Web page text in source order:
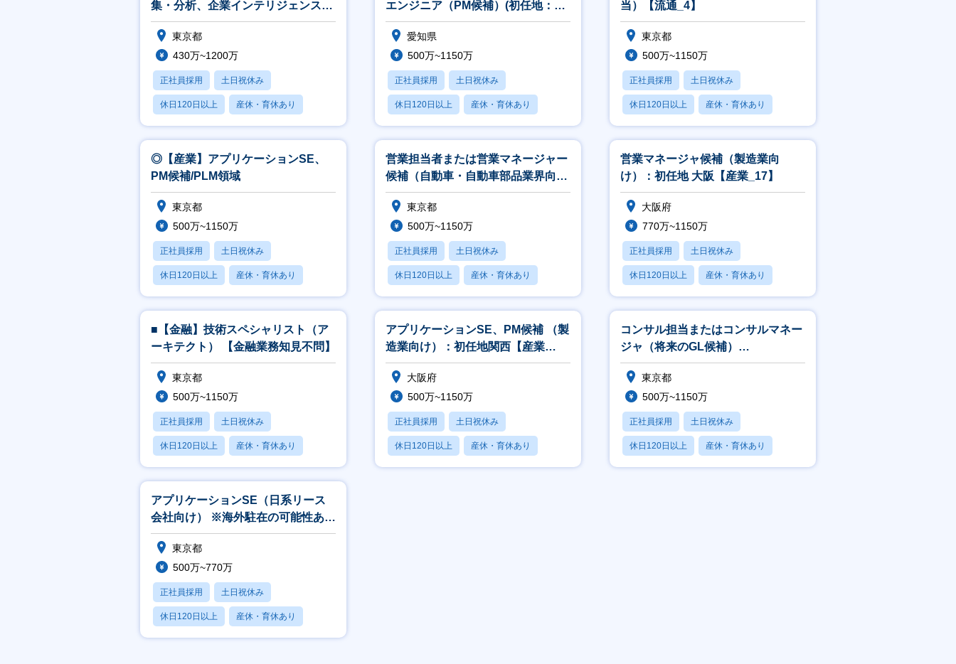
集・分析、企業インテリジェンス）
【ITS&E/S&M2_39】
東京都
430万~1200万
正社員採用 土日祝休み
休日120日以上 産休・育休あり
月残業20時間以内
エンジニア（PM候補）(初任地：名
古屋）
愛知県
500万~1150万
正社員採用 土日祝休み
休日120日以上 産休・育休あり
月残業20時間以内
当）【流通_4】
東京都
500万~1150万
正社員採用 土日祝休み
休日120日以上 産休・育休あり
月残業20時間以内
◎【産業】アプリケーションSE、
PM候補/PLM領域
東京都
500万~1150万
正社員採用 土日祝休み
休日120日以上 産休・育休あり
月残業20時間以内
営業担当者または営業マネージャー
候補（自動車・自動車部品業界向
け）【産業_15】
東京都
500万~1150万
正社員採用 土日祝休み
休日120日以上 産休・育休あり
月残業20時間以内
営業マネージャ候補（製造業向
け）：初任地 大阪【産業_17】
大阪府
770万~1150万
正社員採用 土日祝休み
休日120日以上 産休・育休あり
月残業20時間以内
■【金融】技術スペシャリスト（ア
ーキテクト） 【金融業務知見不問】
東京都
500万~1150万
正社員採用 土日祝休み
休日120日以上 産休・育休あり
月残業20時間以内
アプリケーションSE、PM候補 （製
造業向け）：初任地関西【産業
_12】
大阪府
500万~1150万
正社員採用 土日祝休み
休日120日以上 産休・育休あり
月残業20時間以内
コンサル担当またはコンサルマネー
ジャ（将来のGL候補）
【ITS&E/S&C_3】
東京都
500万~1150万
正社員採用 土日祝休み
休日120日以上 産休・育休あり
月残業20時間以内
アプリケーションSE（日系リース
会社向け） ※海外駐在の可能性あり
【金融_21】
東京都
500万~770万
正社員採用 土日祝休み
休日120日以上 産休・育休あり
月残業20時間以内